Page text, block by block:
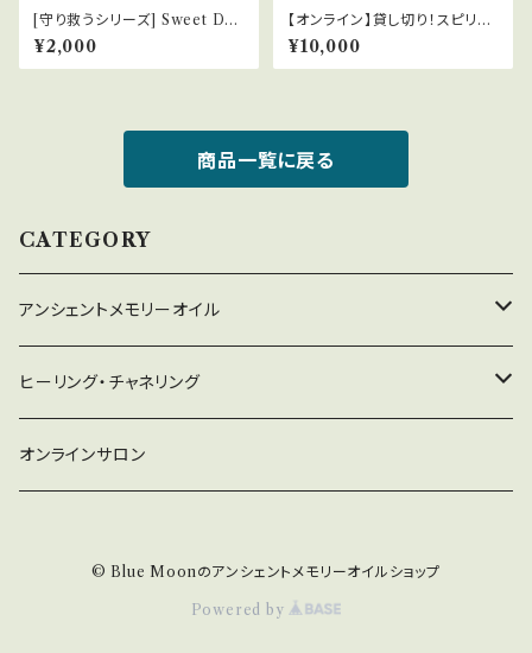
[守り救うシリーズ] Sweet Dre
ams 良い夢
¥2,000
【オンライン】貸し切り！スピリチ
ュアルカウンセリング
¥10,000
商品一覧に戻る
CATEGORY
アンシェントメモリーオイル
守り救うシリーズ
2022年新作オイル
ヒーリング・チャネリング
チャネリング
オンラインサロン
© Blue Moonのアンシェントメモリーオイルショップ
Powered by